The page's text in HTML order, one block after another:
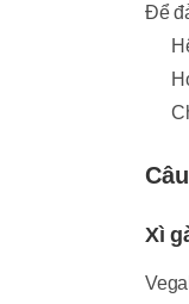
Để
Xì